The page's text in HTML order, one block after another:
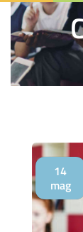
14
mag